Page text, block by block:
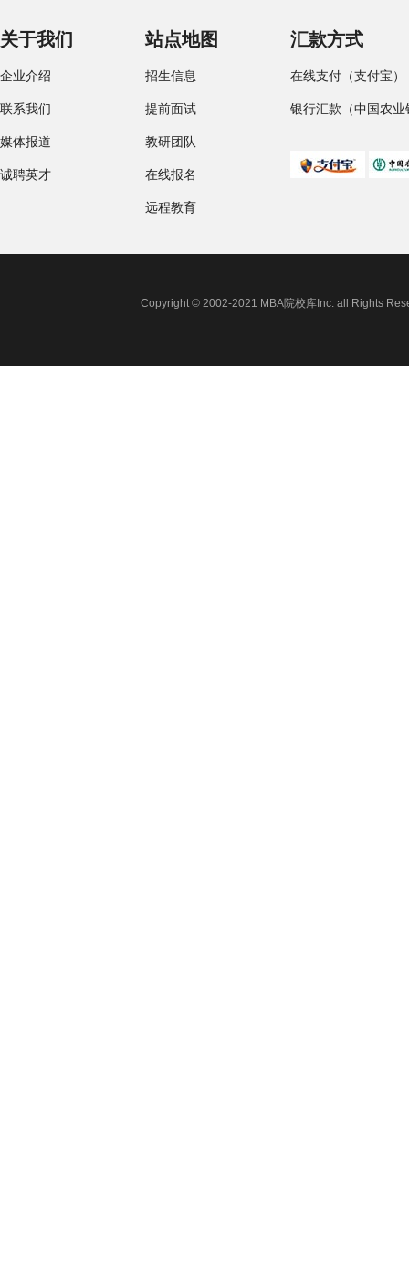
关于我们
企业介绍
联系我们
媒体报道
诚聘英才
站点地图
招生信息
提前面试
教研团队
在线报名
远程教育
汇款方式
在线支付（支付宝）
银行汇款（中国农业
Copyright © 2002-2021 MBA院校库Inc. all Rights